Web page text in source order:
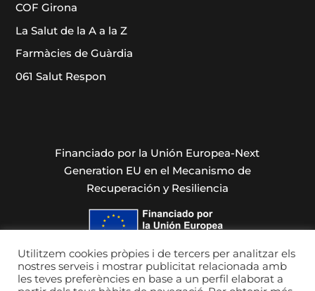
COF Girona
La Salut de la A a la Z
Farmàcies de Guàrdia
061 Salut Respon
Financiado por la Unión Europea-Next
Generation EU en el Mecanismo de
Recuperación y Resiliencia
Utilitzem cookies pròpies i de tercers per analitzar els
nostres serveis i mostrar publicitat relacionada amb
les teves preferències en base a un perfil elaborat a